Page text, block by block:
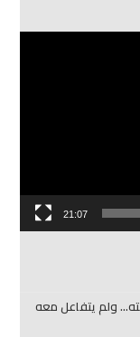
21:07
ولم يتفاعل معه